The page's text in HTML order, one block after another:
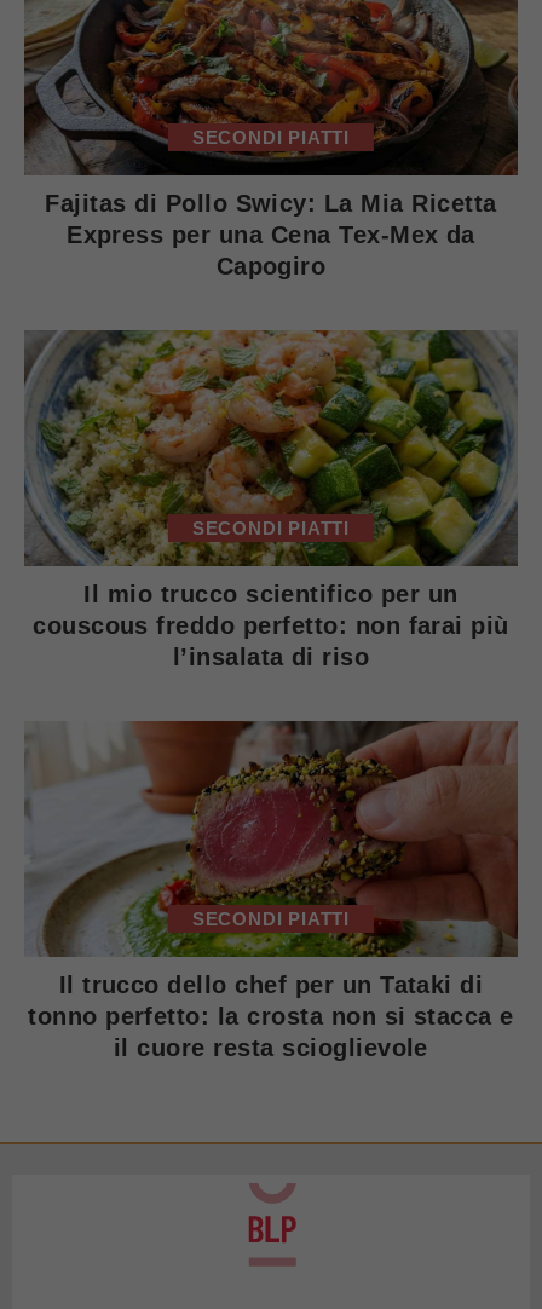
SECONDI PIATTI
Fajitas di Pollo Swicy: La Mia Ricetta
Express per una Cena Tex-Mex da
Capogiro
SECONDI PIATTI
Il mio trucco scientifico per un
couscous freddo perfetto: non farai più
l’insalata di riso
SECONDI PIATTI
Il trucco dello chef per un Tataki di
tonno perfetto: la crosta non si stacca e
il cuore resta scioglievole